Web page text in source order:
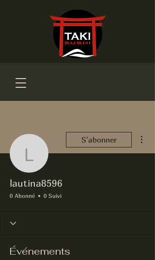
lautina8596
S'abonner
lautina8596
0 Abonné 0 Suivi
Événements